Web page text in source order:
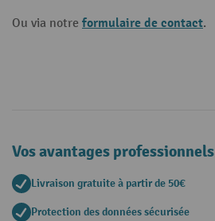
Ou via notre formulaire de contact.
Vos avantages professionnels
Livraison gratuite à partir de 50€
Protection des données sécurisée